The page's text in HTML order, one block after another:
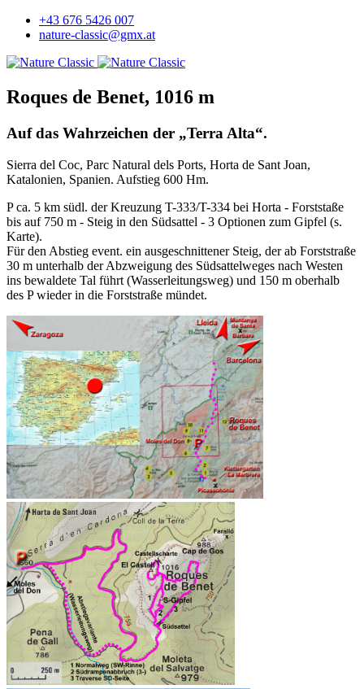
+43 676 5426 007
nature-classic@gmx.at
Roques de Benet, 1016 m
Auf das Wahrzeichen der „Terra Alta“.
Sierra del Coc, Parc Natural dels Ports, Horta de Sant Joan,
Katalonien, Spanien. Aufstieg 600 Hm.
P ca. 5 km südl. der Kreuzung T-333/T-334 bei Horta - Forststaße
bis auf 750 m - Steig in den Südsattel - 3 Optionen zum Gipfel (s.
Karte).
Für den Abstieg event. ein ausgeschnittener Steig, der ab Forststraße
30 m unterhalb der Abzweigung des Südsattelweges nach Westen
ins bewaldete Tal führt (Wasserleitungsweg) und 150 m oberhalb
des P wieder in die Forststraße mündet.